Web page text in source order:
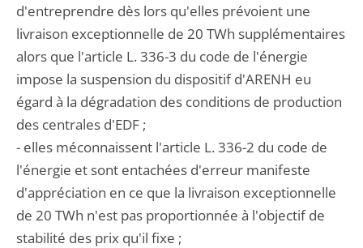
d'entreprendre dès lors qu'elles prévoient une
livraison exceptionnelle de 20 TWh supplémentaires
alors que l'article L. 336-3 du code de l'énergie
impose la suspension du dispositif d'ARENH eu
égard à la dégradation des conditions de production
des centrales d'EDF ;
- elles méconnaissent l'article L. 336-2 du code de
l'énergie et sont entachées d'erreur manifeste
d'appréciation en ce que la livraison exceptionnelle
de 20 TWh n'est pas proportionnée à l'objectif de
stabilité des prix qu'il fixe ;